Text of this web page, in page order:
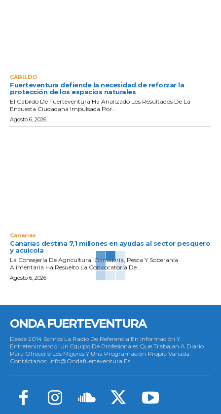
CABILDO
Fuerteventura defiende la necesidad de reforzar la
protección de los espacios naturales
El Cabildo De Fuerteventura Ha Analizado Los Resultados De La
Encuesta Ciudadana Impulsada Por...
Agosto 6, 2026
Canarias
Canarias destina 7,1 millones en ayudas al sector pesquero
y acuícola
La Consejería De Agricultura, Ganadería, Pesca Y Soberanía
Alimentaria Ha Resuelto La Convocatoria De...
Agosto 6, 2026
ONDA FUERTEVENTURA
Desde 2014 Somos La Radio De Referencia En Información Y
Entretenimiento. Un Equipo De Profesionales Que Trabajan A Diario
Para Ofrecerle Los Mejores Y Una Programación Propia Variada.
Contáctanos: Info@ondafuerteventura.es